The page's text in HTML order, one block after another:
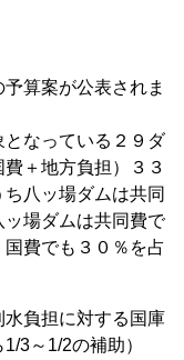
算案が公表されま
なっている２９ダ
＋地方負担）３３
八ッ場ダムは共同
場ダムは共同費で
費でも３０％を占
負担に対する国庫
3～1/2の補助）